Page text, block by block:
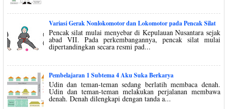
Variasi Gerak Nonlokomotor dan Lokomotor pada Pencak Silat
Pencak silat mulai menyebar di Kepulauan Nusantara sejak
abad VII. Pada perkembangannya, pencak silat mulai
dipertandingkan secara resmi pad...
Pembelajaran 1 Subtema 4 Aku Suka Berkarya
Udin dan teman-teman sedang berlatih membaca denah.
Udin dan teman-teman melakukan perjalanan membawa
denah. Denah dilengkapi dengan tanda a...